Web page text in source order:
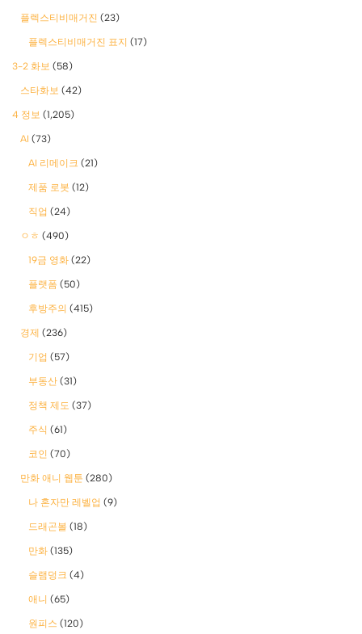
플렉스티비매거진 (23)
플렉스티비매거진 표지 (17)
3-2 화보 (58)
스타화보 (42)
4 정보 (1,205)
AI (73)
AI 리메이크 (21)
제품 로봇 (12)
직업 (24)
ㅇㅎ (490)
19금 영화 (22)
플랫폼 (50)
후방주의 (415)
경제 (236)
기업 (57)
부동산 (31)
정책 제도 (37)
주식 (61)
코인 (70)
만화 애니 웹툰 (280)
나 혼자만 레벨업 (9)
드래곤볼 (18)
만화 (135)
슬램덩크 (4)
애니 (65)
원피스 (120)